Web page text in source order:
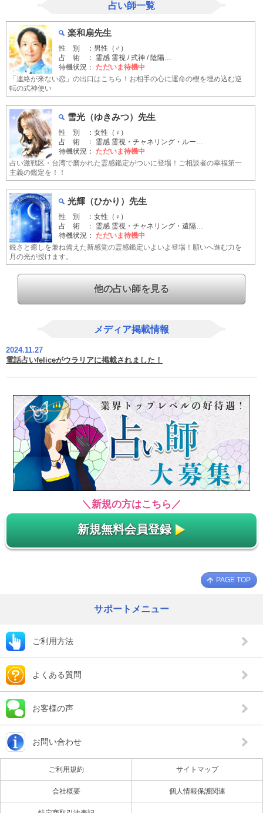
占い師一覧
楽和扇先生
性 別 ：男性（♂）
占 術 ： 霊感 霊視 / 式神 / 陰陽…
待機状況： ただいま待機中
「連絡が来ない恋」の出口はこちら！お相手の心に運命の楔を埋め込む逆
転の式神使い
雪光（ゆきみつ）先生
性 別 ：女性（♀）
占 術 ： 霊感 霊視・チャネリング・ルー…
待機状況： ただいま待機中
占い激戦区・台湾で磨かれた霊感鑑定がついに登場！ご相談者の幸福第一
主義の鑑定を！！
光輝（ひかり）先生
性 別 ：女性（♀）
占 術 ： 霊感 霊視・チャネリング・遠隔…
待機状況： ただいま待機中
鋭さと癒しを兼ね備えた新感覚の霊感鑑定いよいよ登場！願いへ進む力を
月の光が授けます。
他の占い師を見る
メディア掲載情報
2024.11.27
電話占いfeliceがウラリアに掲載されました！
＼新規の方はこちら／
新規無料会員登録
PAGE TOP
サポートメニュー
ご利用方法
よくある質問
お客様の声
お問い合わせ
ご利用規約 サイトマップ
会社概要 個人情報保護関連